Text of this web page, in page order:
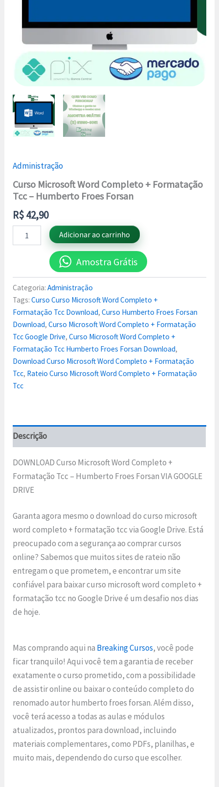
Administração
Curso Microsoft Word Completo + Formatação
Tcc – Humberto Froes Forsan
R$42,90
Adicionar ao carrinho
Amostra Grátis
Categoria:Administração
Tags:Curso Curso Microsoft Word Completo +
Formatação Tcc Download,Curso Humberto Froes Forsan
Download,Curso Microsoft Word Completo + Formatação
Tcc Google Drive,Curso Microsoft Word Completo +
Formatação Tcc Humberto Froes Forsan Download,
Download Curso Microsoft Word Completo + Formatação
Tcc, Rateio Curso Microsoft Word Completo + Formatação
Tcc
Descrição
DOWNLOAD Curso Microsoft Word Completo +
Formatação Tcc – Humberto Froes Forsan VIA GOOGLE
DRIVE
Garanta agora mesmo o download do curso microsoft
word completo + formatação tcc via Google Drive. Está
preocupado com a segurança ao comprar cursos
online? Sabemos que muitos sites de rateio não
entregam o que prometem, e encontrar um site
confiável para baixar curso microsoft word completo +
formatação tcc no Google Drive é um desafio nos dias
de hoje.
Mas comprando aqui na Breaking Cursos, você pode
ficar tranquilo! Aqui você tem a garantia de receber
exatamente o curso prometido, com a possibilidade
de assistir online ou baixar o conteúdo completo do
renomado autor humberto froes forsan. Além disso,
você terá acesso a todas as aulas e módulos
atualizados, prontos para download, incluindo
materiais complementares, como PDFs, planilhas, e
muito mais, dependendo do curso que escolher.